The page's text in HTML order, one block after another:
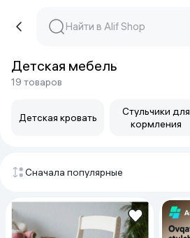
Детская мебель
19 товаров
Детская кровать
Стульчики для
кормления
Сначала популярные